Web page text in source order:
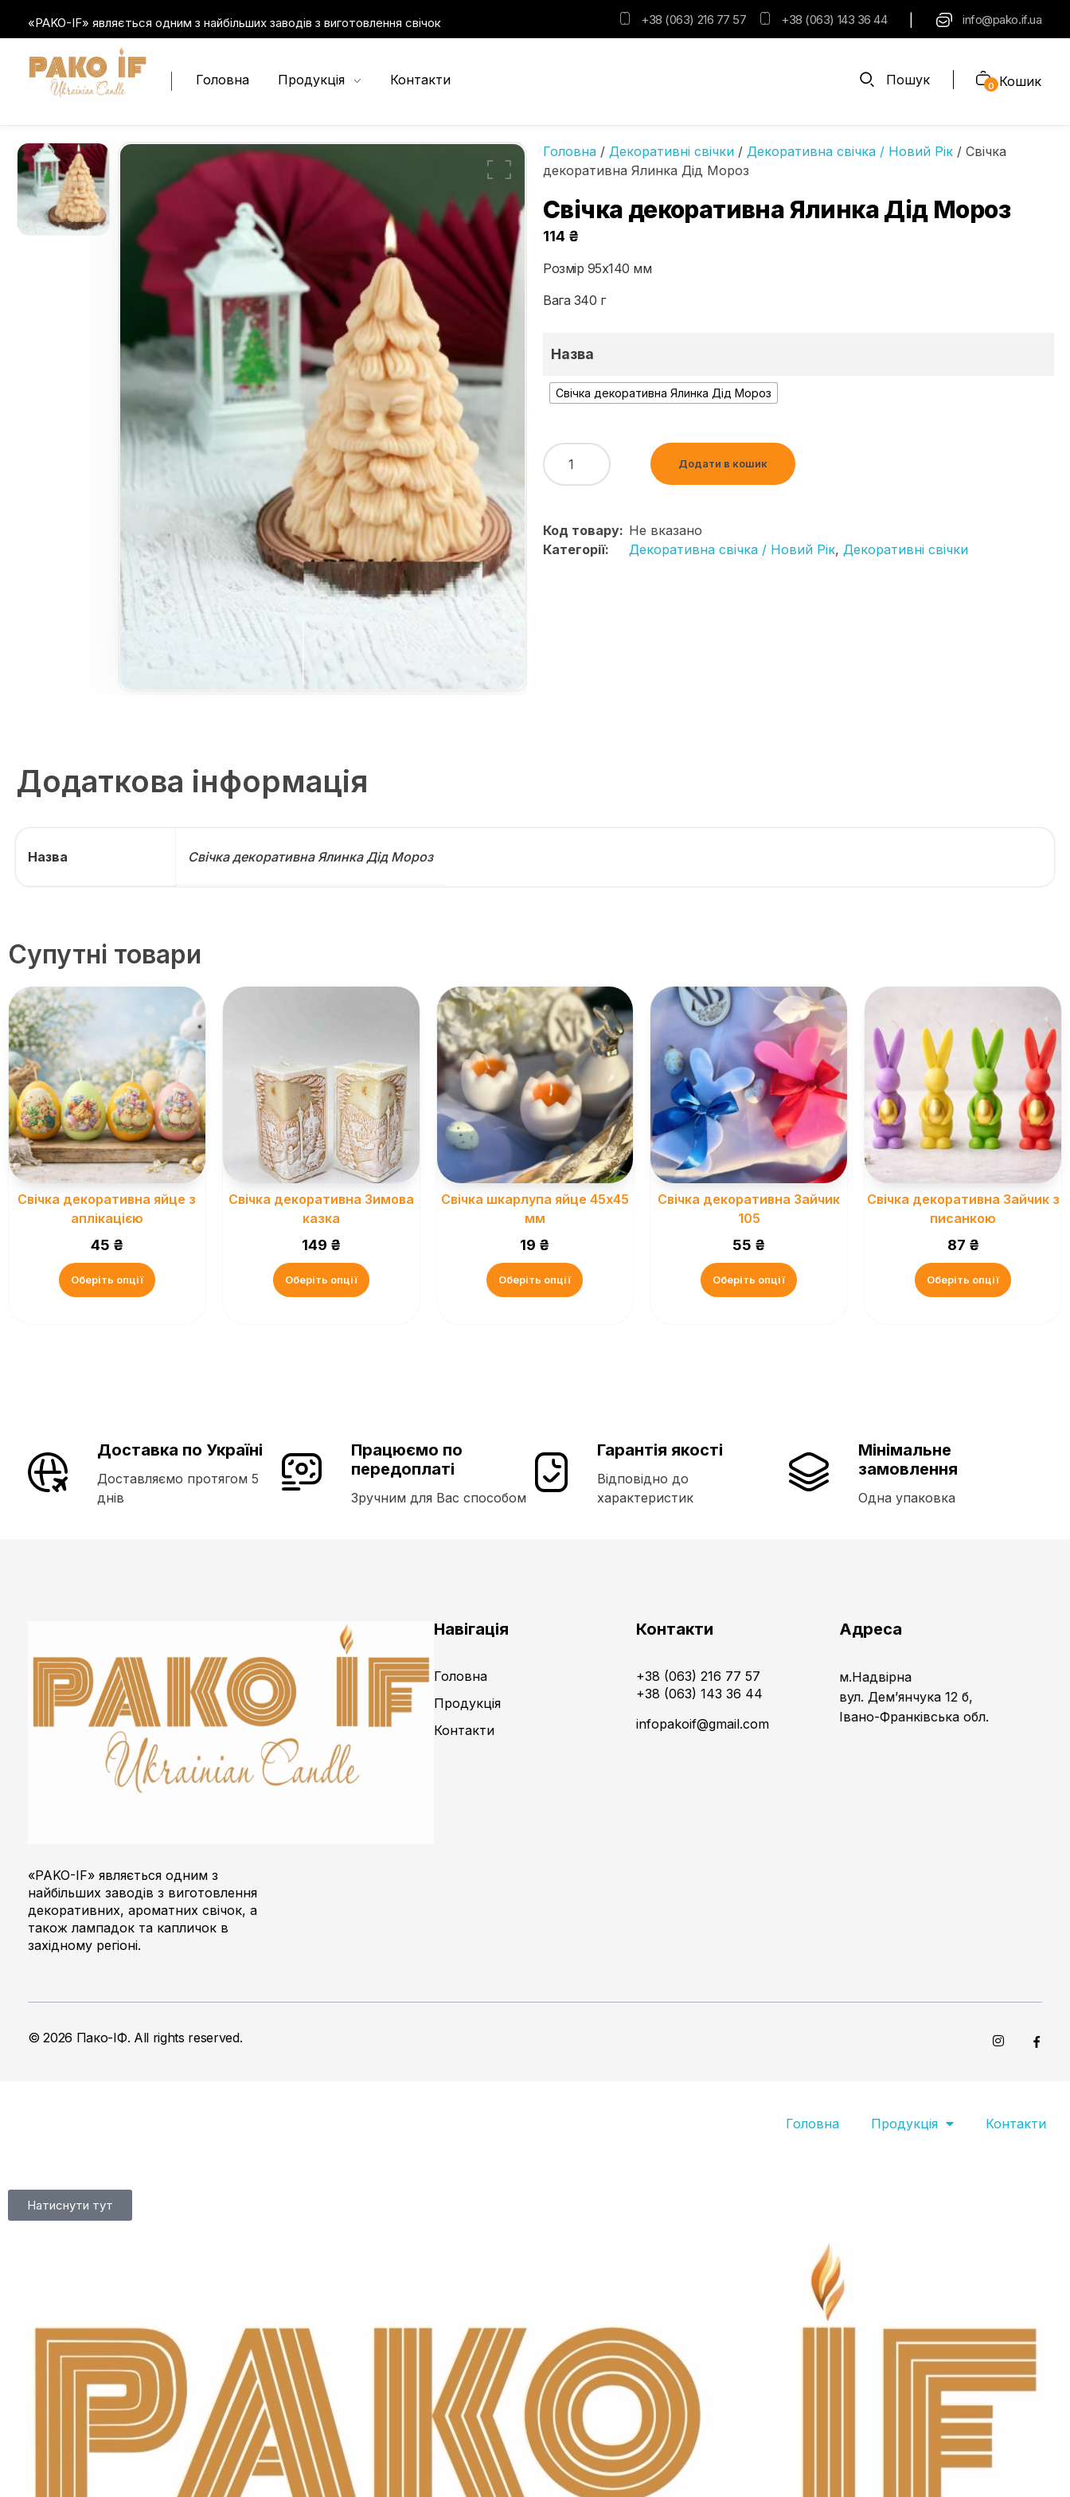
«PAKO-IF» являється одним з найбільших заводів з виготовлення свічок +38 (063) 216 77 57 +38 (063) 143 36 44 info@pako.if.ua
Головна Продукція Контакти Пошук 0 Кошик
Головна / Декоративні свічки / Декоративна свічка / Новий Рік / Свічка
декоративна Ялинка Дід Мороз
Свічка декоративна Ялинка Дід Мороз
114 ₴
Розмір 95х140 мм
Вага 340 г
Назва
Свічка декоративна Ялинка Дід Мороз
Додати в кошик
Код товару: Не вказано
Категорії:
Декоративна свічка / Новий Рік, Декоративні свічки
Додаткова інформація
Назва Свічка декоративна Ялинка Дід Мороз
Супутні товари
Свічка декоративна яйце з
аплікацією
45 ₴
Оберіть опції
Свічка декоративна Зимова
казка
149 ₴
Оберіть опції
Свічка шкарлупа яйце 45х45
мм
19 ₴
Оберіть опції
Свічка декоративна Зайчик
105
55 ₴
Оберіть опції
Свічка декоративна Зайчик з
писанкою
87 ₴
Оберіть опції
Доставка по Україні
Доставляємо протягом 5
днів
Працюємо по
передоплаті
Зручним для Вас способом
Гарантія якості
Відповідно до
характеристик
Мінімальне
замовлення
Одна упаковка
«PAKO-IF» являється одним з
найбільших заводів з виготовлення
декоративних, ароматних свічок, а
також лампадок та капличок в
західному регіоні.
Навігація
Головна
Продукція
Контакти
Контакти
+38 (063) 216 77 57
+38 (063) 143 36 44
infopakoif@gmail.com
Адреса
м.Надвірна
вул. Дем’янчука 12 б,
Івано-Франківська обл.
© 2026 Пако-ІФ. All rights reserved.
Головна Продукція Контакти
Натиснути тут